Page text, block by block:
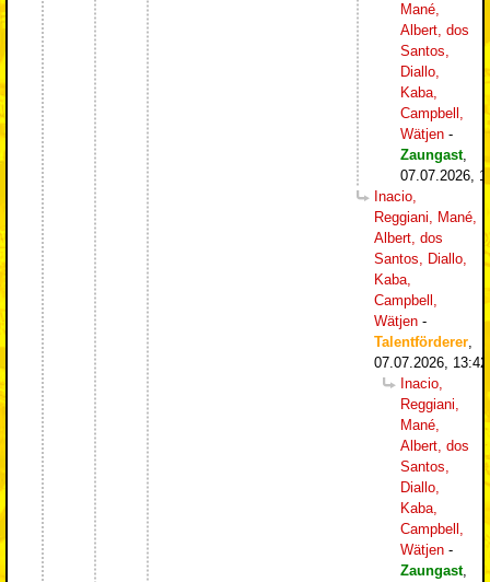
Mané,
Albert, dos
Santos,
Diallo,
Kaba,
Campbell,
Wätjen -
Zaungast,
07.07.2026,
Inacio,
Reggiani, Mané,
Albert, dos
Santos, Diallo,
Kaba,
Campbell,
Wätjen -
Talentförderer,
07.07.2026, 13:42
Inacio,
Reggiani,
Mané,
Albert, dos
Santos,
Diallo,
Kaba,
Campbell,
Wätjen -
Zaungast,